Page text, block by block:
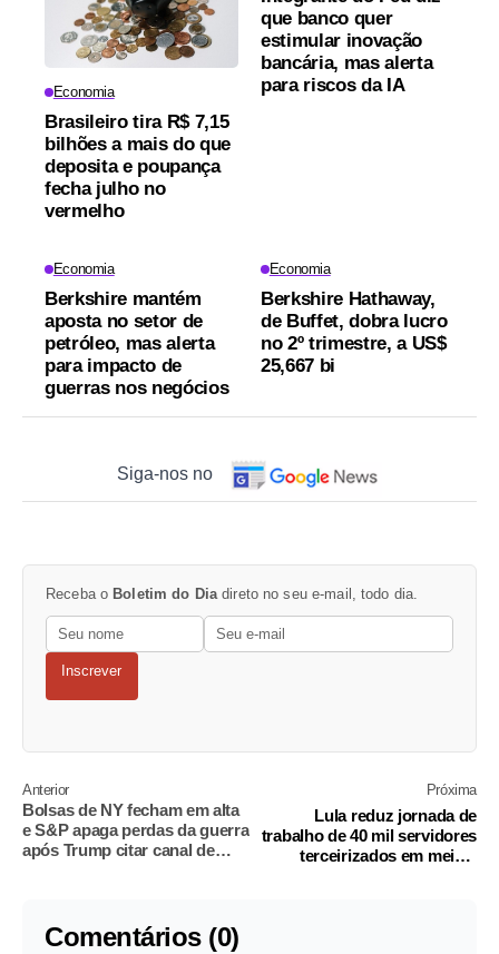
Economia
Brasileiro tira R$ 7,15
bilhões a mais do que
deposita e poupança
fecha julho no
vermelho
que banco quer
estimular inovação
bancária, mas alerta
para riscos da IA
Economia
Berkshire mantém
aposta no setor de
petróleo, mas alerta
para impacto de
guerras nos negócios
Economia
Berkshire Hathaway,
de Buffet, dobra lucro
no 2º trimestre, a US$
25,667 bi
Siga-nos no
Receba o Boletim do Dia direto no seu e-mail, todo dia.
Inscrever
Anterior
Bolsas de NY fecham em alta
e S&P apaga perdas da guerra
após Trump citar canal de
Próxima
Lula reduz jornada de
trabalho de 40 mil servidores
terceirizados em meio a
Comentários (0)